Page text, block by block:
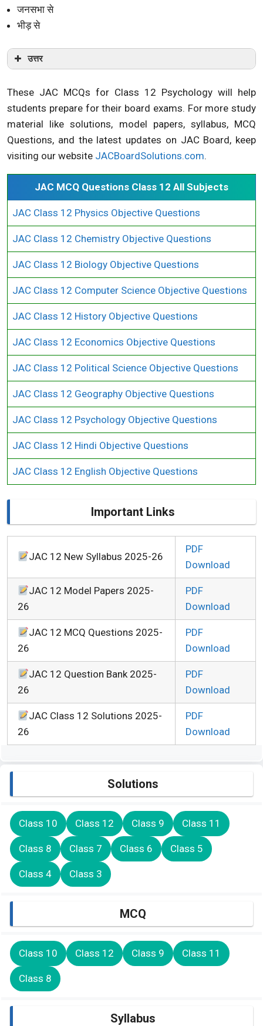
जनसभा से
भीड़ से
उत्तर
These JAC MCQs for Class 12 Psychology will help
students prepare for their board exams. For more study
material like solutions, model papers, syllabus, MCQ
Questions, and the latest updates on JAC Board, keep
visiting our website JACBoardSolutions.com.
JAC MCQ Questions Class 12 All Subjects
JAC Class 12 Physics Objective Questions
JAC Class 12 Chemistry Objective Questions
JAC Class 12 Biology Objective Questions
JAC Class 12 Computer Science Objective Questions
JAC Class 12 History Objective Questions
JAC Class 12 Economics Objective Questions
JAC Class 12 Political Science Objective Questions
JAC Class 12 Geography Objective Questions
JAC Class 12 Psychology Objective Questions
JAC Class 12 Hindi Objective Questions
JAC Class 12 English Objective Questions
Important Links
JAC 12 New Syllabus 2025-26
PDF
Download
JAC 12 Model Papers 2025-
26
PDF
Download
JAC 12 MCQ Questions 2025-
26
PDF
Download
JAC 12 Question Bank 2025-
26
PDF
Download
JAC Class 12 Solutions 2025-
26
PDF
Download
Solutions
Class 10 Class 12 Class 9 Class 11
Class 8 Class 7 Class 6 Class 5
Class 4 Class 3
MCQ
Class 10 Class 12 Class 9 Class 11
Class 8
Syllabus